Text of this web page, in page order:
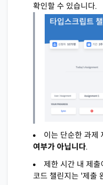
확인할 수 있습니다.
이는 단순한 과제
여부가 아닙니다.
제한 시간 내 제
코드 챌린지는 '제출